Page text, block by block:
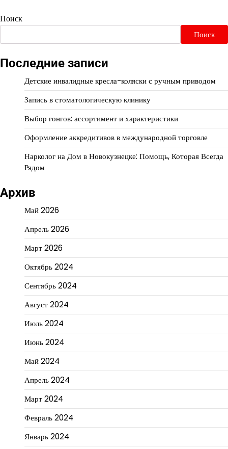
Поиск
Поиск
Последние записи
Детские инвалидные кресла-коляски с ручным приводом
Запись в стоматологическую клинику
Выбор гонгов: ассортимент и характеристики
Оформление аккредитивов в международной торговле
Нарколог на Дом в Новокузнецке: Помощь, Которая Всегда
Рядом
Архив
Май 2026
Апрель 2026
Март 2026
Октябрь 2024
Сентябрь 2024
Август 2024
Июль 2024
Июнь 2024
Май 2024
Апрель 2024
Март 2024
Февраль 2024
Январь 2024